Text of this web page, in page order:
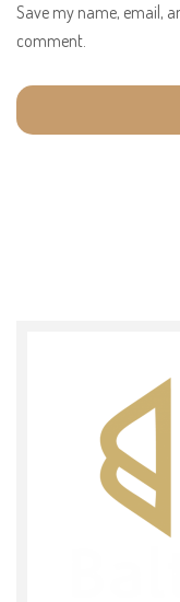
Save my name, email,
comment.